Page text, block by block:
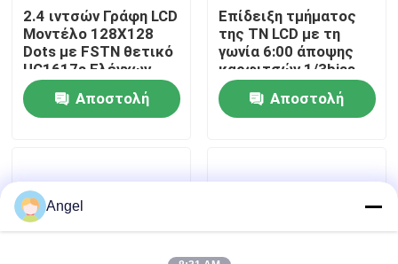
Γύρος εργοστασίων
Ποιοτικός έλεγχος
Ζητήστε ένα απόσπασμα
2.4 ιντσών Γράφη LCD
Μοντέλο 128X128
Dots με FSTN θετικό
UC1617s Ελέγχων
Εφαρμόστε για
μετρητή και
ηλεκτρικό
Αποστολή
Επίδειξη τμήματος
της TN LCD με τη
γωνία 6:00 άποψης
καρφιτσών 1/3bias
1/6duty
Αποστολή
Angel